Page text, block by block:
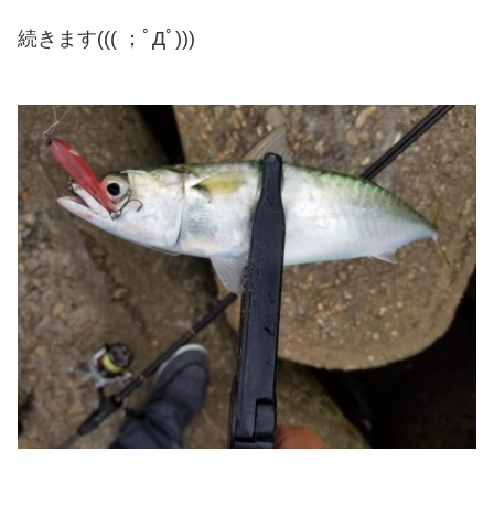
続きます((( ；ﾟДﾟ)))